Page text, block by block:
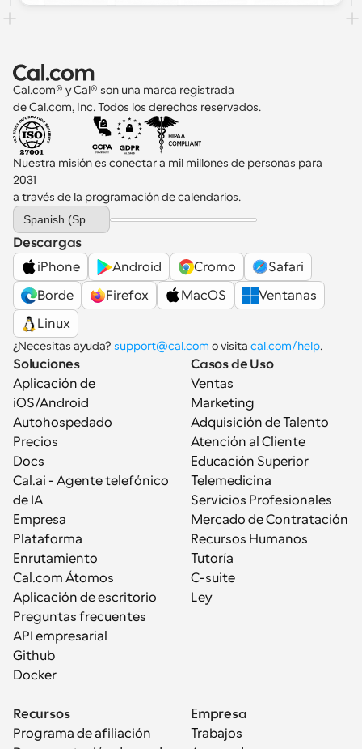
Cal.com® y Cal® son una marca registrada
de Cal.com, Inc. Todos los derechos reservados.
Nuestra misión es conectar a mil millones de personas para
2031
a través de la programación de calendarios.
Select Language
Descargas
iPhone
Android Cromo
Safari
Borde
Firefox MacOS
Ventanas
Linux
¿Necesitas ayuda? support@cal.com o visita cal.com/help.
Soluciones
Aplicación de
iOS/Android
Autohospedado
Precios
Docs
Cal.ai - Agente telefónico
de IA
Empresa
Plataforma
Enrutamiento
Cal.com Átomos
Aplicación de escritorio
Preguntas frecuentes
API empresarial
Github
Docker
Casos de Uso
Ventas
Marketing
Adquisición de Talento
Atención al Cliente
Educación Superior
Telemedicina
Servicios Profesionales
Mercado de Contratación
Recursos Humanos
Tutoría
C-suite
Ley
Recursos
Programa de afiliación
Empresa
Trabajos